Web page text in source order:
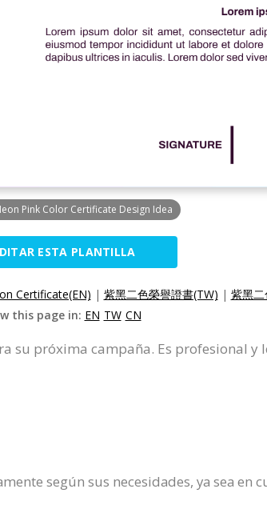
Pink Color Certificate Design Idea
ESTA PLANTILLA
Certificate(EN) | 紫黑二色榮譽證書(TW) | 紫黑
this page in: EN TW CN
próxima campaña. Es profesional y
según sus necesidades, ya sea en